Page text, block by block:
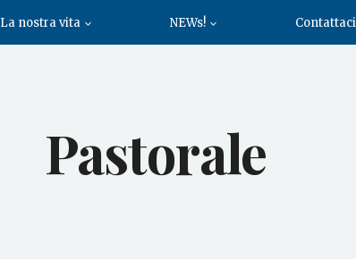
La nostra vita NEWs! Contattaci
Pastorale